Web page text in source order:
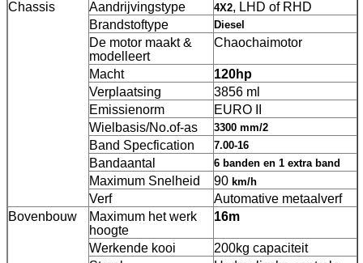
Chassis Aandrijvingstype 4X2, LHD of RHD
Brandstoftype
Diesel
De motor maakt &
modelleert
Chaochaimotor
Macht
120hp
Verplaatsing
3856 ml
Emissienorm
EURO II
Wielbasis/No.of-as
3300 mm/2
Band Specfication 7.00-16
Bandaantal 6 banden en 1 extra band
Maximum Snelheid 90 km/h
Verf
Automative metaalverf
Bovenbouw
Maximum het werk
hoogte
16m
Werkende kooi
200kg capaciteit